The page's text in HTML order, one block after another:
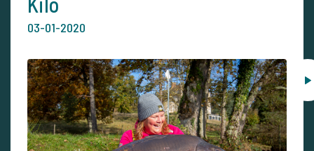
03-01-2020